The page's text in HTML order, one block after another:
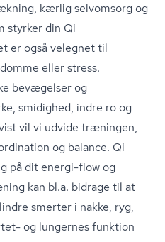
kærlig selvomsorg og
styrker din Qi
er også velegnet til
eller stress.
bevægelser og
smidighed, indre ro og
vil vi udvide træningen,
og balance. Qi
på dit energi-flow og
kan bl.a. bidrage til at
smerter i nakke, ryg,
og lungernes funktion